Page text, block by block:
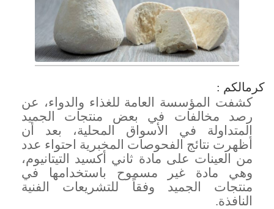
كرمالكم :
كشفت المؤسسة العامة للغذاء والدواء، عن
رصد مخالفات في بعض منتجات الجميد
المتداولة في الأسواق المحلية، بعد أن
أظهرت نتائج الفحوصات المخبرية احتواء عدد
من العينات على مادة ثاني أكسيد التيتانيوم،
وهي مادة غير مسموح باستخدامها في
منتجات الجميد وفقاً للتشريعات الفنية
النافذة.